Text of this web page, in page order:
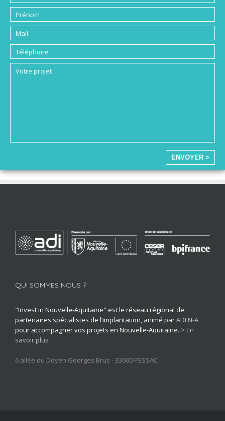
ENVOYER >
QUI SOMMES NOUS ?
"Invest in Nouvelle-Aquitaine" est le réseau régional de
partenaires spécialistes de l’implantation, animé parADI N-A
pour accompagner vos projets en Nouvelle-Aquitaine. > En
savoir plus
6 allée du Doyen Georges Brus - 33600 PESSAC